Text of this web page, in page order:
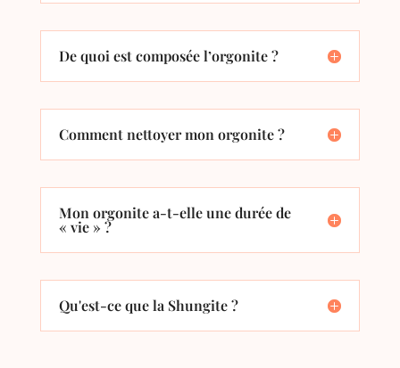
De quoi est composée l’orgonite ?
Comment nettoyer mon orgonite ?
Mon orgonite a-t-elle une durée de
« vie » ?
Qu'est-ce que la Shungite ?